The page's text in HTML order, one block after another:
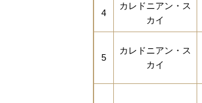
4
カレドニアン・ス
カイ
5
カレドニアン・ス
カイ